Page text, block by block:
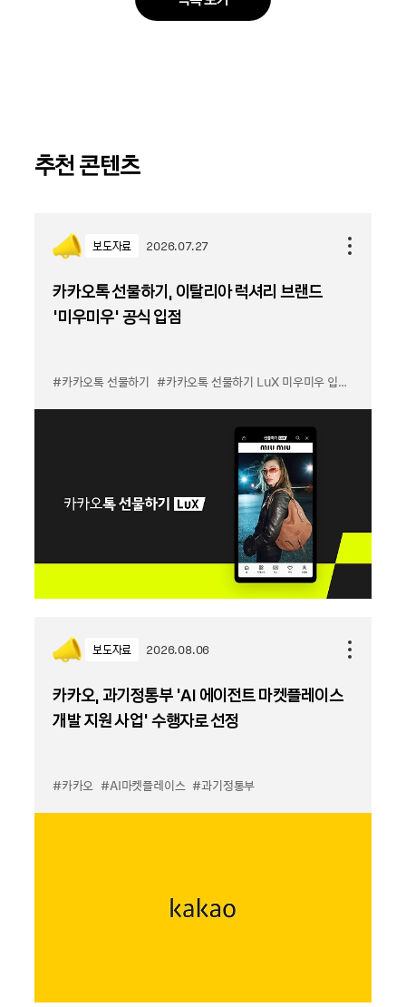
추천 콘텐츠
보도자료 2026.07.27
카카오톡 선물하기, 이탈리아 럭셔리 브랜드
'미우미우' 공식 입점
#카카오톡 선물하기 #카카오톡 선물하기 LuX 미우미우 입점
보도자료 2026.08.06
카카오, 과기정통부 ‘AI 에이전트 마켓플레이스
개발 지원 사업’ 수행자로 선정
#카카오 #AI마켓플레이스 #과기정통부